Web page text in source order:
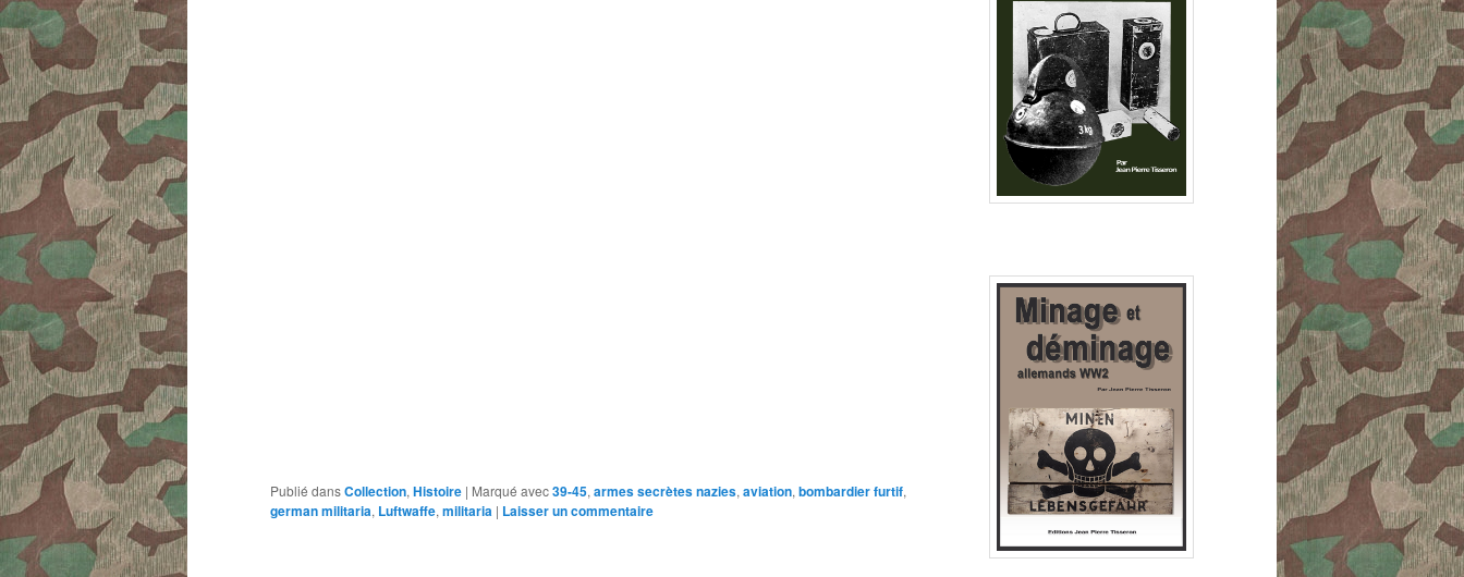
Publié dansCollection, Histoire | Marqué avec39-45, armes secrètes nazies, aviation, bombardier furtif,
german militaria, Luftwaffe, militaria | Laisser un commentaire